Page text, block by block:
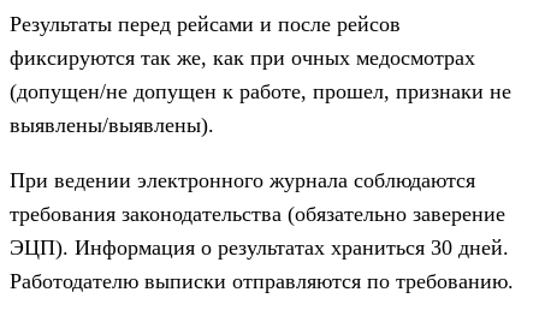
Результаты перед рейсами и после рейсов
фиксируются так же, как при очных медосмотрах
(допущен/не допущен к работе, прошел, признаки не
выявлены/выявлены).
При ведении электронного журнала соблюдаются
требования законодательства (обязательно заверение
ЭЦП). Информация о результатах храниться 30 дней.
Работодателю выписки отправляются по требованию.